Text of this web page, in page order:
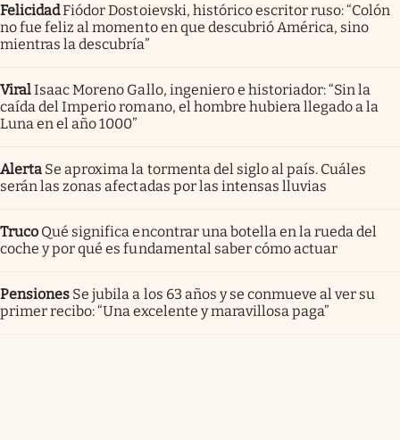
FelicidadFiódor Dostoievski, histórico escritor ruso: “Colón
no fue feliz al momento en que descubrió América, sino
mientras la descubría”
ViralIsaac Moreno Gallo, ingeniero e historiador: “Sin la
caída del Imperio romano, el hombre hubiera llegado a la
Luna en el año 1000”
Alerta Se aproxima la tormenta del siglo al país. Cuáles
serán las zonas afectadas por las intensas lluvias
Truco Qué significa encontrar una botella en la rueda del
coche y por qué es fundamental saber cómo actuar
Pensiones Se jubila a los 63 años y se conmueve al ver su
primer recibo: “Una excelente y maravillosa paga”